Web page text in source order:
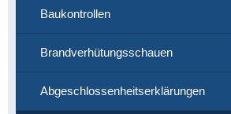
Baukontrollen
Brandverhütungsschauen
Abgeschlossenheitserklärungen